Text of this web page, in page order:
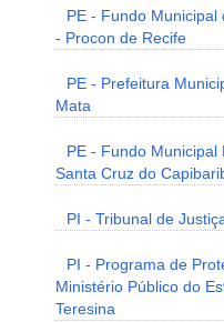
PE - Fundo
- Procon de Recife
PE - Prefeitura
Mata
PE - Fundo Municipal
Santa Cruz do
PI - Tribunal de
PI - Programa de
Ministério Público do
Teresina